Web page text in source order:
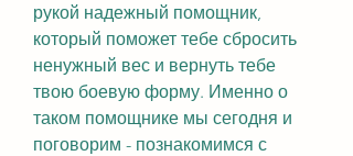
рукой надежный помощник,
который поможет тебе сбросить
ненужный вес и вернуть тебе
твою боевую форму. Именно о
таком помощнике мы сегодня и
поговорим - познакомимся с